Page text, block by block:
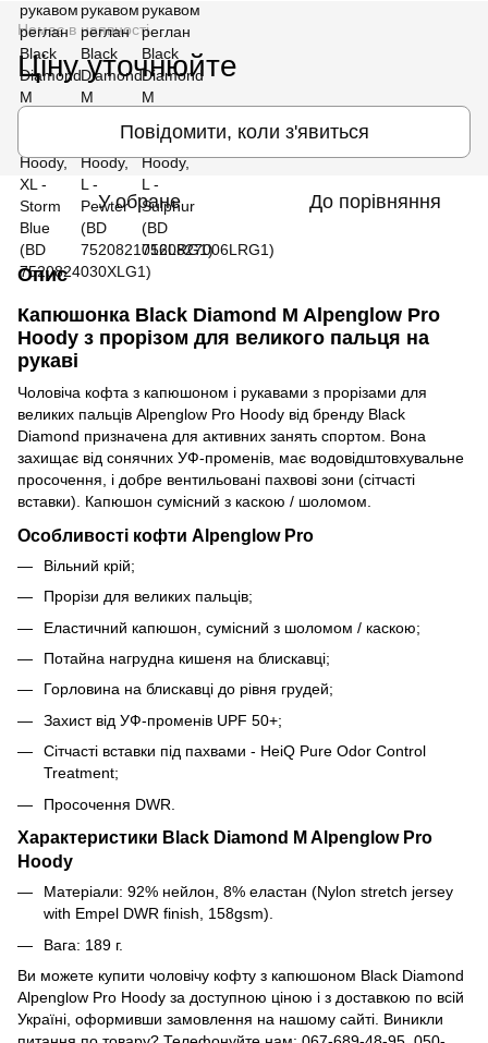
Немає в наявності
Ціну уточнюйте
Повідомити, коли з'явиться
У обране До порівняння
Опис
Капюшонка Black Diamond M Alpenglow Pro
Hoody з прорізом для великого пальця на
рукаві
Чоловіча кофта з капюшоном і рукавами з прорізами для
великих пальців Alpenglow Pro Hoody від бренду Black
Diamond призначена для активних занять спортом. Вона
захищає від сонячних УФ-променів, має водовідштовхувальне
просочення, і добре вентильовані пахвові зони (сітчасті
вставки). Капюшон сумісний з каскою / шоломом.
Особливості кофти Alpenglow Pro
Вільний крій;
Прорізи для великих пальців;
Еластичний капюшон, сумісний з шоломом / каскою;
Потайна нагрудна кишеня на блискавці;
Горловина на блискавці до рівня грудей;
Захист від УФ-променів UPF 50+;
Сітчасті вставки під пахвами - HeiQ Pure Odor Control
Treatment;
Просочення DWR.
Характеристики Black Diamond M Alpenglow Pro
Hoody
Матеріали: 92% нейлон, 8% еластан (Nylon stretch jersey
with Empel DWR finish, 158gsm).
Вага: 189 г.
Ви можете купити чоловічу кофту з капюшоном Black Diamond
Alpenglow Pro Hoody за доступною ціною і з доставкою по всій
Україні, оформивши замовлення на нашому сайті. Виникли